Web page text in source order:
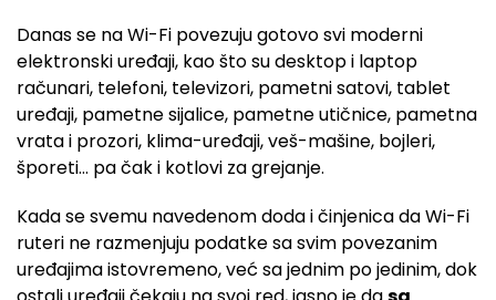
Danas se na Wi-Fi povezuju gotovo svi moderni
elektronski uređaji, kao što su desktop i laptop
računari, telefoni, televizori, pametni satovi, tablet
uređaji, pametne sijalice, pametne utičnice, pametna
vrata i prozori, klima-uređaji, veš-mašine, bojleri,
šporeti… pa čak i kotlovi za grejanje.
Kada se svemu navedenom doda i činjenica da Wi-Fi
ruteri ne razmenjuju podatke sa svim povezanim
uređajima istovremeno, već sa jednim po jedinim, dok